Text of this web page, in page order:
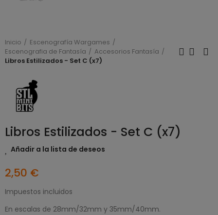
Inicio
Escenografía Wargames
Escenografia de Fantasía
Accesorios Fantasía
Libros Estilizados - Set C (x7)
Libros Estilizados - Set C (x7)
Añadir a la lista de deseos
2,50 €
Impuestos incluidos
En escalas de 28mm/32mm y 35mm/40mm.